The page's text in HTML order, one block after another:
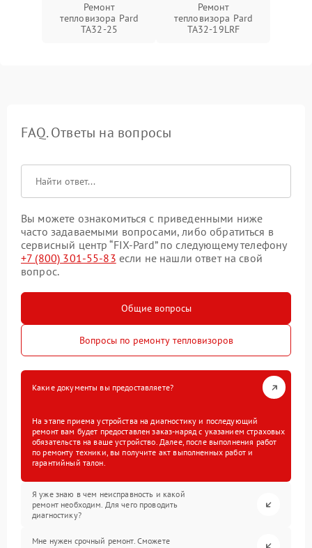
Ремонт
тепловизора Pard
TA32-25
Ремонт
тепловизора Pard
TA32-19LRF
FAQ. Ответы на вопросы
Вы можете ознакомиться с приведенными ниже
часто задаваемыми вопросами, либо обратиться в
сервисный центр “FIX-Pard” по следующему телефону
+7 (800) 301-55-83 если не нашли ответ на свой
вопрос.
Общие вопросы
Вопросы по ремонту тепловизоров
Какие документы вы предоставляете?
На этапе приема устройства на диагностику и последующий
ремонт вам будет предоставлен заказ-наряд с указанием страховых
обязательств на ваше устройство. Далее, после выполнения работ
по ремонту техники, вы получите акт выполненных работ и
гарантийный талон.
Я уже знаю в чем неисправность и какой
ремонт необходим. Для чего проводить
диагностику?
Мне нужен срочный ремонт. Сможете